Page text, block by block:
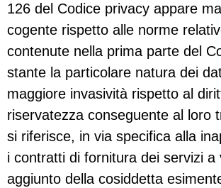
126 del Codice privacy appare
cogente rispetto alle norme
contenute nella prima parte del
stante la particolare natura dei
maggiore invasività rispetto al
riservatezza conseguente al loro
si riferisce, in via specifica alla
i contratti di fornitura dei servizi a
aggiunto della cosiddetta